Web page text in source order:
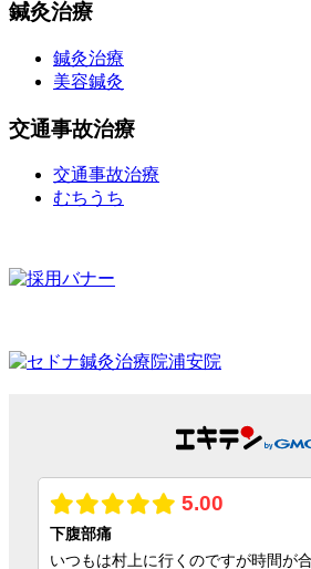
鍼灸治療
鍼灸治療
美容鍼灸
交通事故治療
交通事故治療
むちうち